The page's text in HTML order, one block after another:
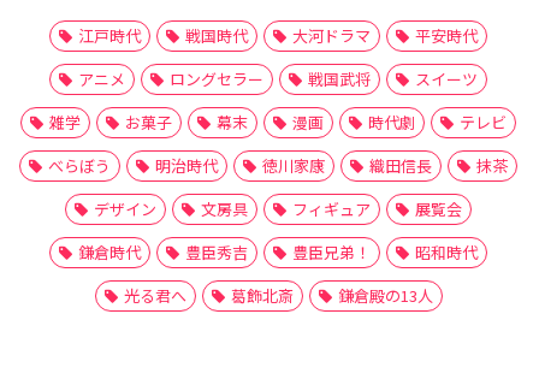
江戸時代 戦国時代 大河ドラマ
平安時代
アニメ
ロングセラー 戦国武将
スイーツ
雑学
お菓子 幕末 漫画 時代劇
テレビ
べらぼう
明治時代 徳川家康 織田信長
抹茶
デザイン
文房具 フィギュア
展覧会
鎌倉時代
豊臣秀吉 豊臣兄弟！
昭和時代
光る君へ
葛飾北斎 鎌倉殿の13人